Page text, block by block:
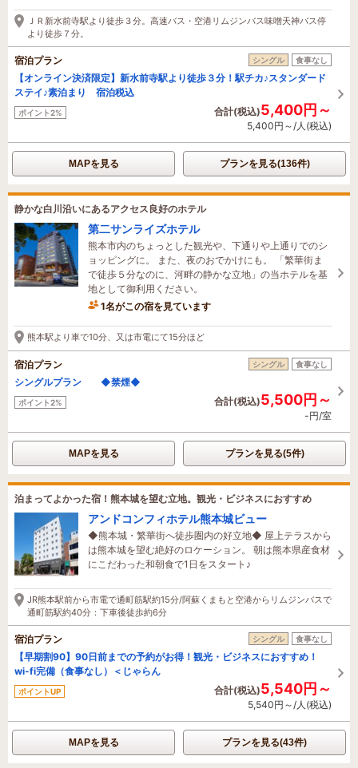
5時間前に予約されました
ＪＲ新水前寺駅より徒歩３分。高速バス・空港リムジンバス味噌天神バス停
より徒歩７分。
宿泊プラン シングル 食事なし
【オンライン決済限定】新水前寺駅より徒歩３分！駅チカ♪スタンダード
ステイ♪素泊まり 宿泊税込
ポイント2% 合計(税込)5,400円～
5,400円～/人(税込)
MAPを見る プランを見る(136件)
静かな白川沿いにあるアクセス良好のホテル
第二サンライズホテル
熊本市内のちょっとした観光や、下通りや上通りでのシ
ョッピングに。 また、夜のおでかけにも。 「繁華街ま
で徒歩５分なのに、河畔の静かな立地」の当ホテルを基
地として御利用ください。
1名がこの宿を見ています
3時間前に予約されました
熊本駅より車で10分、又は市電にて15分ほど
宿泊プラン シングル 食事なし
シングルプラン ◆禁煙◆
ポイント2% 合計(税込)5,500円～
-円/室
MAPを見る プランを見る(5件)
泊まってよかった宿！熊本城を望む立地。観光・ビジネスにおすすめ
アンドコンフィホテル熊本城ビュー
◆熊本城・繁華街へ徒歩圏内の好立地◆ 屋上テラスから
は熊本城を望む絶好のロケーション。 朝は熊本県産食材
にこだわった和朝食で1日をスタート♪
JR熊本駅前から市電で通町筋駅約15分/阿蘇くまもと空港からリムジンバスで
通町筋駅約40分：下車後徒歩約6分
宿泊プラン シングル 食事なし
【早期割90】90日前までの予約がお得！観光・ビジネスにおすすめ！
wi-fi完備（食事なし）＜じゃらん
ポイントUP 合計(税込)5,540円～
5,540円～/人(税込)
MAPを見る プランを見る(43件)